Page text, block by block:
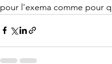
pour l'exema comme pour